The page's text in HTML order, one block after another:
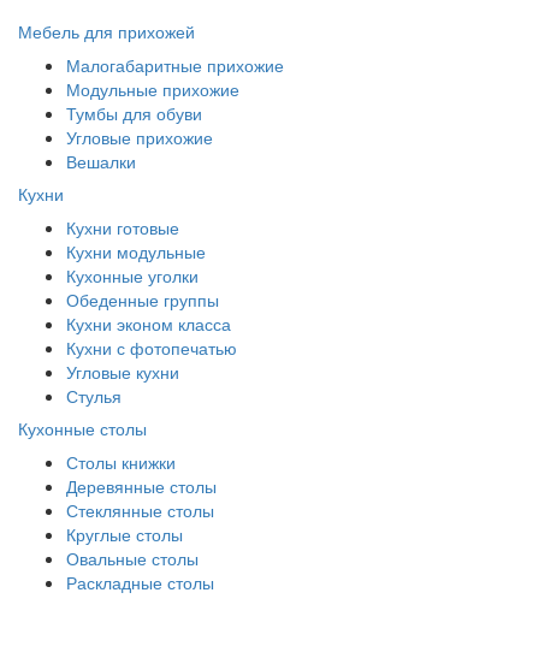
Мебель для прихожей
Малогабаритные прихожие
Модульные прихожие
Тумбы для обуви
Угловые прихожие
Вешалки
Кухни
Кухни готовые
Кухни модульные
Кухонные уголки
Обеденные группы
Кухни эконом класса
Кухни с фотопечатью
Угловые кухни
Стулья
Кухонные столы
Столы книжки
Деревянные столы
Стеклянные столы
Круглые столы
Овальные столы
Раскладные столы